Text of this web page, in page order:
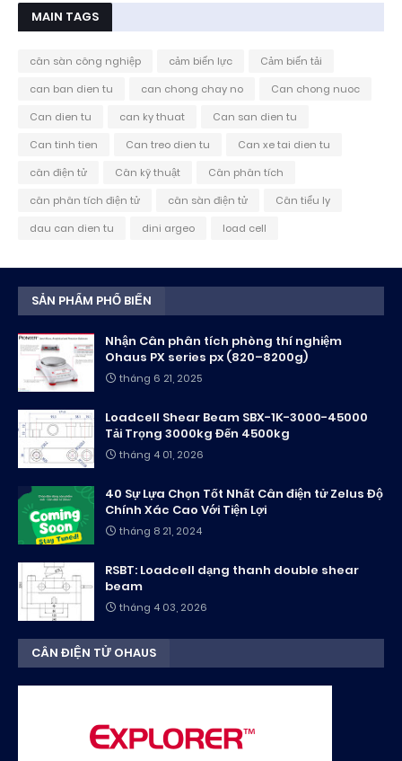
MAIN TAGS
cân sàn công nghiệp cảm biến lực
Cảm biến tải
can ban dien tu
can chong chay no
Can chong nuoc
Can dien tu
can ky thuat
Can san dien tu
Can tinh tien
Can treo dien tu
Can xe tai dien tu
cân điện tử
Cân kỹ thuật
Cân phân tích
cân phân tích điện tử
cân sàn điện tử
Cân tiểu ly
dau can dien tu
dini argeo load cell
SẢN PHẨM PHỔ BIẾN
Nhận Cân phân tích phòng thí nghiệm
Ohaus PX series px (820–8200g)
tháng 6 21, 2025
Loadcell Shear Beam SBX-1K-3000-45000
Tải Trọng 3000kg Đến 4500kg
tháng 4 01, 2026
40 Sự Lựa Chọn Tốt Nhất Cân điện tử Zelus Độ
Chính Xác Cao Với Tiện Lợi
tháng 8 21, 2024
RSBT: Loadcell dạng thanh double shear
beam
tháng 4 03, 2026
CÂN ĐIỆN TỬ OHAUS